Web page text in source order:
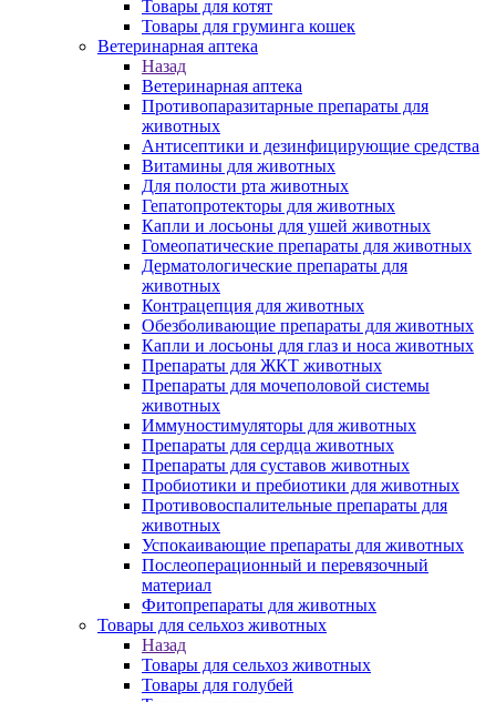
Товары для котят
Товары для груминга кошек
Ветеринарная аптека
Назад
Ветеринарная аптека
Противопаразитарные препараты для
животных
Антисептики и дезинфицирующие средства
Витамины для животных
Для полости рта животных
Гепатопротекторы для животных
Капли и лосьоны для ушей животных
Гомеопатические препараты для животных
Дерматологические препараты для
животных
Контрацепция для животных
Обезболивающие препараты для животных
Капли и лосьоны для глаз и носа животных
Препараты для ЖКТ животных
Препараты для мочеполовой системы
животных
Иммуностимуляторы для животных
Препараты для сердца животных
Препараты для суставов животных
Пробиотики и пребиотики для животных
Противовоспалительные препараты для
животных
Успокаивающие препараты для животных
Послеоперационный и перевязочный
материал
Фитопрепараты для животных
Товары для сельхоз животных
Назад
Товары для сельхоз животных
Товары для голубей